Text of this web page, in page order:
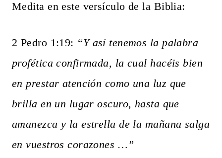
Medita en este versículo de la Biblia:
2 Pedro 1:19: “Y así tenemos la palabra
profética confirmada, la cual hacéis bien
en prestar atención como una luz que
brilla en un lugar oscuro, hasta que
amanezca y la estrella de la mañana salga
en vuestros corazones …”